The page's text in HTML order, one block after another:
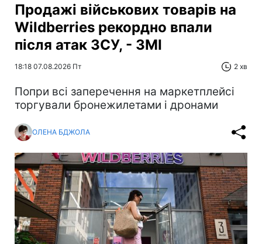
Продажі військових товарів на
Wildberries рекордно впали
після атак ЗСУ, - ЗМІ
18:18 07.08.2026 Пт 2 хв
Попри всі заперечення на маркетплейсі
торгували бронежилетами і дронами
ОЛЕНА БДЖОЛА